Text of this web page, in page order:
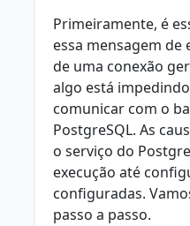
Primeiramente, é
essa mensagem de
de uma conexão
algo está
comunicar com o
PostgreSQL. As
o serviço do
execução até
configuradas.
passo a passo.